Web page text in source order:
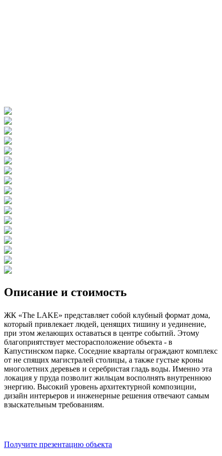
Описание и стоимость
ЖК «The LAKE» представляет собой клубный формат дома,
который привлекает людей, ценящих тишину и уединение,
при этом желающих оставаться в центре событий. Этому
благоприятствует месторасположение объекта - в
Капустинском парке. Соседние кварталы ограждают комплекс
от не спящих магистралей столицы, а также густые кроны
многолетних деревьев и серебристая гладь воды. Именно эта
локация у пруда позволит жильцам восполнять внутреннюю
энергию. Высокий уровень архитектурной композиции,
дизайн интерьеров и инженерные решения отвечают самым
взыскательным требованиям.
Получите презентацию объекта